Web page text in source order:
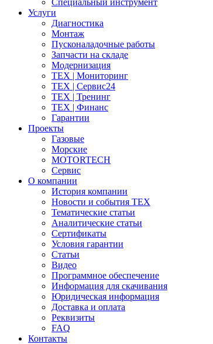
Специальный инструмент
Услуги
Диагностика
Монтаж
Пусконаладочные работы
Запчасти на складе
Модернизация
ТЕХ | Мониторинг
ТЕХ | Сервис24
ТЕХ | Тренинг
ТЕХ | Финанс
Гарантии
Проекты
Газовые
Морские
MOTORTECH
Сервис
О компании
История компании
Новости и события ТЕХ
Тематические статьи
Аналитические статьи
Сертификаты
Условия гарантии
Статьи
Видео
Программное обеспечение
Информация для скачивания
Юридическая информация
Доставка и оплата
Реквизиты
FAQ
Контакты